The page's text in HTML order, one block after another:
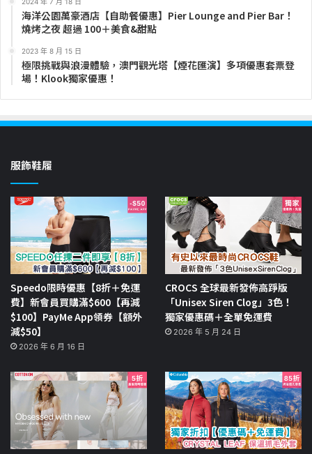
海洋公園萬豪酒店【自助餐優惠】Pier Lounge and Pier Bar！
燒烤之夜 超過 100＋美食&甜點
2023 年 8 月 15 日
極限挑戰與浪漫體驗，澳門觀光塔【煙花匯演】多項優惠套票登
場！Klook獨家優惠！
服飾鞋履
Speedo限時優惠【8折＋免運
費】新會員買購滿$600【再減
$100】PayMe App領券【額外
減$50】
2026 年 6 月 16 日
CROCS 全球最新發佈高踭版
「Unisex Siren Clog」3色！
獨家優惠碼＋全單免運費
2026 年 5 月 24 日